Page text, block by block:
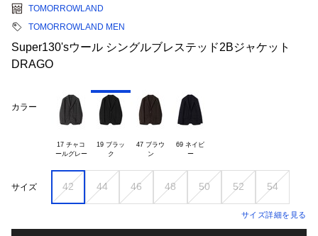
TOMORROWLAND
TOMORROWLAND MEN
Super130'sウール シングルブレステッド2Bジャケット
DRAGO
カラー
17 チャコ
ールグレー
19 ブラッ
47 ブラウ
69 ネイビ
ー
サイズ 42 44 46 48 50 52 54
サイズ詳細を見る